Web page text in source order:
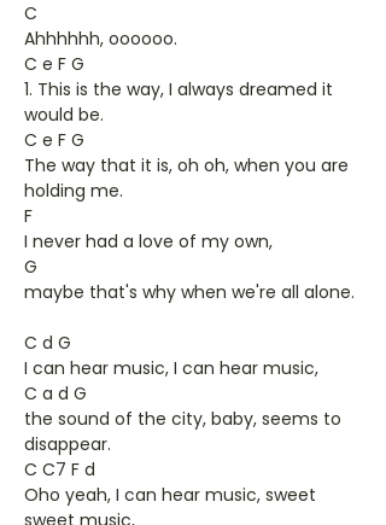
C
Ahhhhhh, oooooo.
C e F G
1. This is the way, I always dreamed it
would be.
C e F G
The way that it is, oh oh, when you are
holding me.
F
I never had a love of my own,
G
maybe that's why when we're all alone.
C d G
I can hear music, I can hear music,
C a d G
the sound of the city, baby, seems to
disappear.
C C7 F d
Oho yeah, I can hear music, sweet
sweet music,